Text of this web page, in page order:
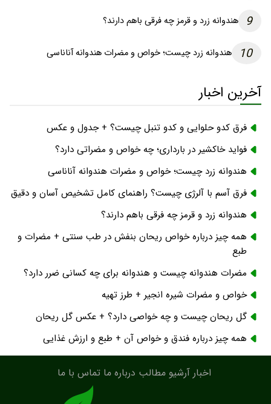
9 هندوانه زرد و قرمز چه فرقی باهم دارند؟
10 هندوانه زرد چیست؛ خواص و مضرات هندوانه آناناسی
آخرین اخبار
فرق کدو حلوایی و کدو تنبل چیست؟ + جدول و عکس
فواید خاکشیر در بارداری؛ چه خواص و مضراتی دارد؟
هندوانه زرد چیست؛ خواص و مضرات هندوانه آناناسی
فرق آسم با آلرژی چیست؟ راهنمای کامل تشخیص آسان و دقیق
هندوانه زرد و قرمز چه فرقی باهم دارند؟
همه چیز درباره خواص ریحان بنفش در طب سنتی + مضرات و
طبع
مضرات هندوانه چیست و هندوانه برای چه کسانی ضرر دارد؟
خواص و مضرات شیره انجیر + طرز تهیه
گل ریحان چیست و چه خواصی دارد؟ + عکس گل ریحان
همه چیز درباره فندق و خواص آن + طبع و ارزش غذایی
اخبار آرشیو مطالب درباره ما تماس با ما